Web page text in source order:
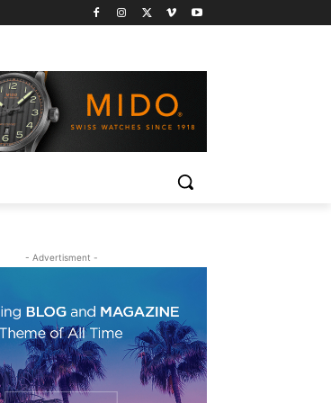
- Advertisment -